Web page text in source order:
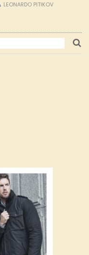
LEONARDO PITIKOV